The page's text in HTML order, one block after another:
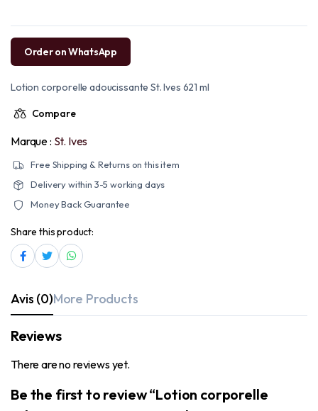
Order on WhatsApp
Lotion corporelle adoucissante St. Ives 621 ml
Compare
Marque : St. Ives
Free Shipping & Returns on this item
Delivery within 3-5 working days
Money Back Guarantee
Share this product:
Avis (0)More Products
Reviews
There are no reviews yet.
Be the first to review “Lotion corporelle